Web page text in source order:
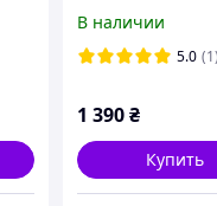
черные
кожа
В наличии
5.0 (1)
1 390₴
Купить